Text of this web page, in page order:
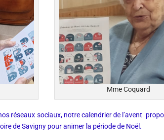
Mme Coquard
réseaux sociaux, notre calendrier de l’avent
de Savigny pour animer la période de Noël.